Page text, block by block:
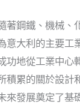
著鋼鐵、機械、
意大利的主要工
功地從工業中心
積累的關於設計
來發展奠定了基